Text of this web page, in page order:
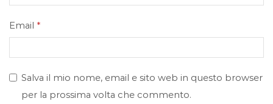
Email *
Salva il mio nome, email e sito web in questo browser
per la prossima volta che commento.